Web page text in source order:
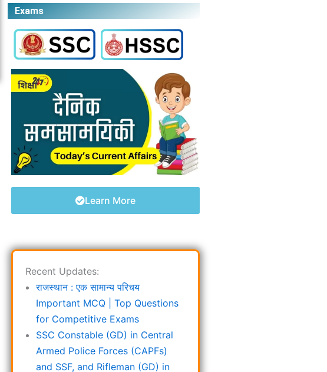
Exams
Learn More
Recent Updates:
राजस्थान : एक सामान्य परिचय
Important MCQ | Top Questions
for Competitive Exams
SSC Constable (GD) in Central
Armed Police Forces (CAPFs)
and SSF, and Rifleman (GD) in